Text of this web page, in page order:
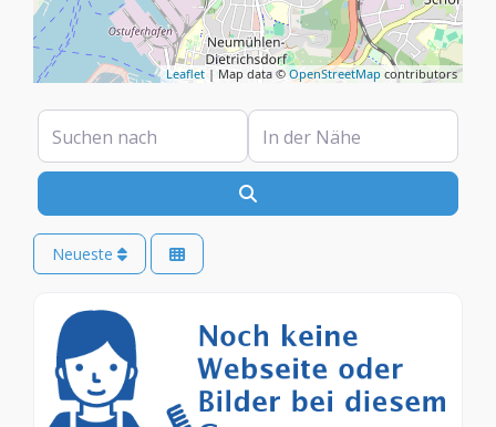
Leaflet| Map data ©OpenStreetMap contributors
Suchen nach In der Nähe
Neueste